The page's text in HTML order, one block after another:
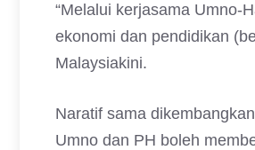
“Melalui kerjasama Umno-
ekonomi dan pendidikan
Malaysiakini.
Naratif sama
Umno dan PH boleh